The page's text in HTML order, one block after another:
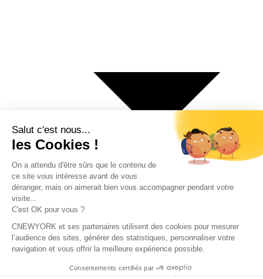
€ Euro
$ Dollar US
$ Dollar Canadien
₣ Franc Suisse
£ Livre sterling